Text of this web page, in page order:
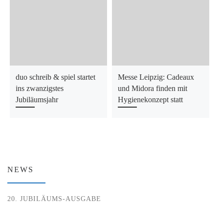
duo schreib & spiel startet
ins zwanzigstes
Jubiläumsjahr
Messe Leipzig: Cadeaux
und Midora finden mit
Hygienekonzept statt
NEWS
20. JUBILÄUMS-AUSGABE